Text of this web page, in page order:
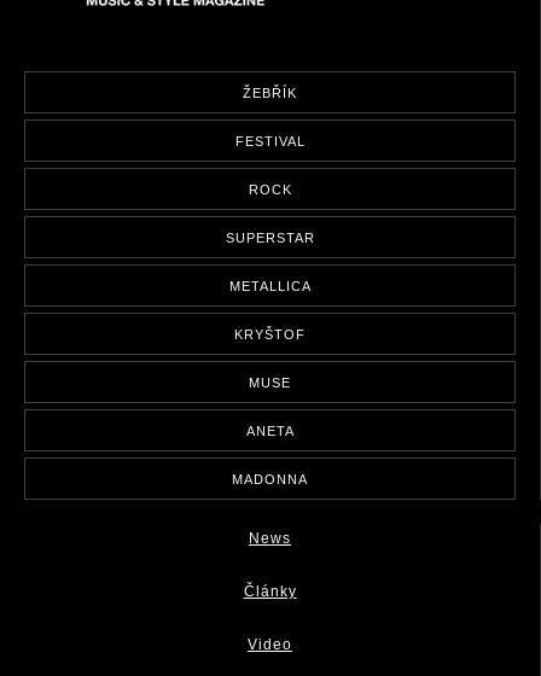
ŽEBŘÍK
FESTIVAL
ROCK
SUPERSTAR
METALLICA
KRYŠTOF
MUSE
ANETA
MADONNA
News
Články
Video